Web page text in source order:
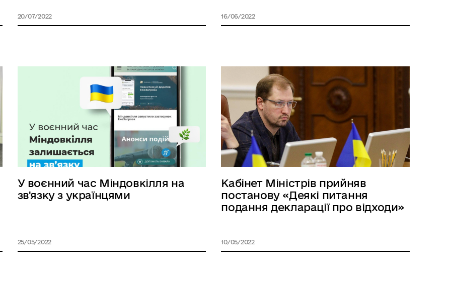
20/07/2022 16/06/2022
У воєнний час Міндовкілля на
зв'язку з українцями
25/05/2022
Кабінет Міністрів прийняв
постанову «Деякі питання
подання декларації про відходи»
10/05/2022